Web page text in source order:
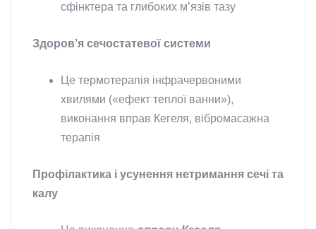
сфінктера та глибоких м’язів тазу
Здоров’я сечостатевої системи
Це термотерапія інфрачервоними
хвилями («ефект теплої ванни»),
виконання вправ Кегеля, вібромасажна
терапія
Профілактика і усунення нетримання сечі та
калу